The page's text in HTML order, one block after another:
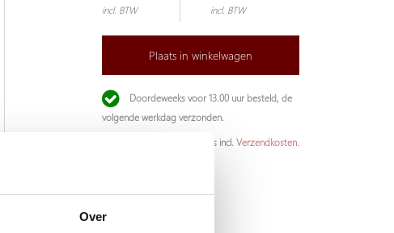
Over
incl. BTW incl. BTW
Plaats in winkelwagen
Doordeweeks voor 13.00 uur besteld, de
volgende werkdag verzonden.
De aangegeven prijs is incl. Verzendkosten.
Niet goed, geld terug